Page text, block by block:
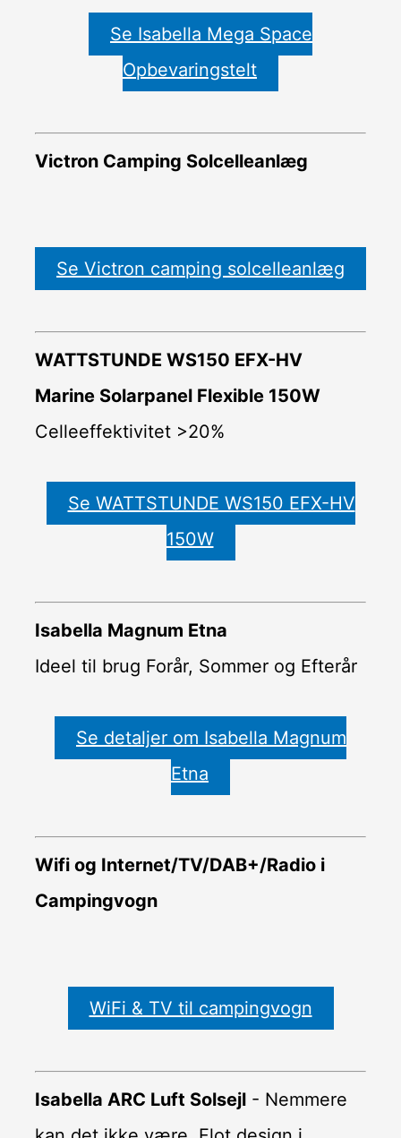
Se Isabella Mega Space
Opbevaringstelt
Victron Camping Solcelleanlæg
Se Victron camping solcelleanlæg
WATTSTUNDE WS150 EFX-HV
Marine Solarpanel Flexible 150W
Celleeffektivitet >20%
Se WATTSTUNDE WS150 EFX-HV
150W
Isabella Magnum Etna
Ideel til brug Forår, Sommer og Efterår
Se detaljer om Isabella Magnum
Etna
Wifi og Internet/TV/DAB+/Radio i
Campingvogn
WiFi & TV til campingvogn
Isabella ARC Luft Solsejl- Nemmere